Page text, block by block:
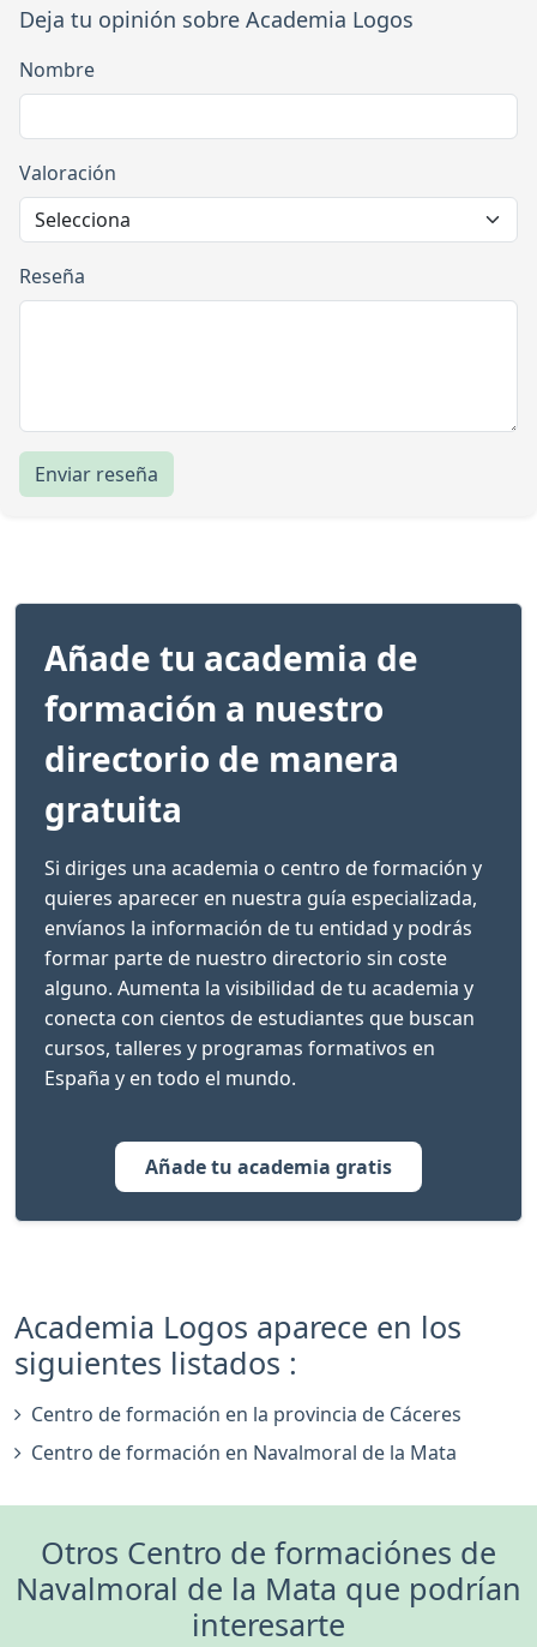
Deja tu opinión sobre Academia Logos
Nombre
Valoración
Reseña
Enviar reseña
Añade tu academia de
formación a nuestro
directorio de manera
gratuita
Si diriges una academia o centro de formación y
quieres aparecer en nuestra guía especializada,
envíanos la información de tu entidad y podrás
formar parte de nuestro directorio sin coste
alguno. Aumenta la visibilidad de tu academia y
conecta con cientos de estudiantes que buscan
cursos, talleres y programas formativos en
España y en todo el mundo.
Añade tu academia gratis
Academia Logos aparece en los
siguientes listados :
Centro de formación en la provincia de Cáceres
Centro de formación en Navalmoral de la Mata
Otros Centro de formaciónes de
Navalmoral de la Mata que podrían
interesarte